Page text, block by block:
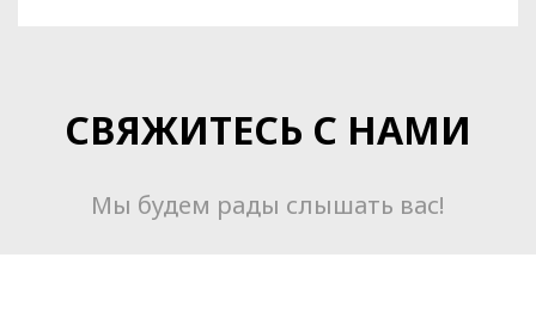
СВЯЖИТЕСЬ С НАМИ
Мы будем рады слышать вас!